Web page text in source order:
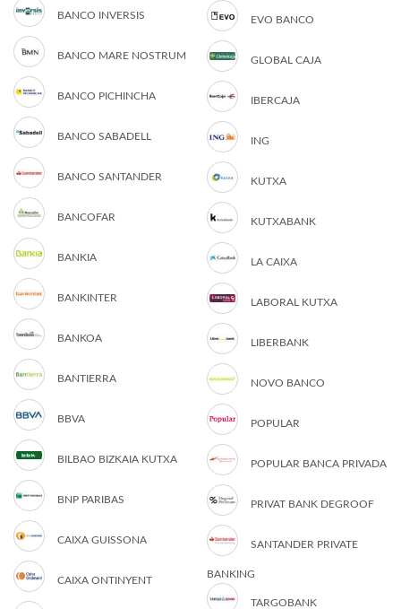
BANCO INVERSIS
BANCO MARE NOSTRUM
BANCO PICHINCHA
BANCO SABADELL
BANCO SANTANDER
BANCOFAR
BANKIA
BANKINTER
BANKOA
BANTIERRA
BBVA
BILBAO BIZKAIA KUTXA
BNP PARIBAS
CAIXA GUISSONA
CAIXA ONTINYENT
EVO BANCO
GLOBAL CAJA
IBERCAJA
ING
KUTXA
KUTXABANK
LA CAIXA
LABORAL KUTXA
LIBERBANK
NOVO BANCO
POPULAR
POPULAR BANCA PRIVADA
PRIVAT BANK DEGROOF
SANTANDER PRIVATE
BANKING
TARGOBANK